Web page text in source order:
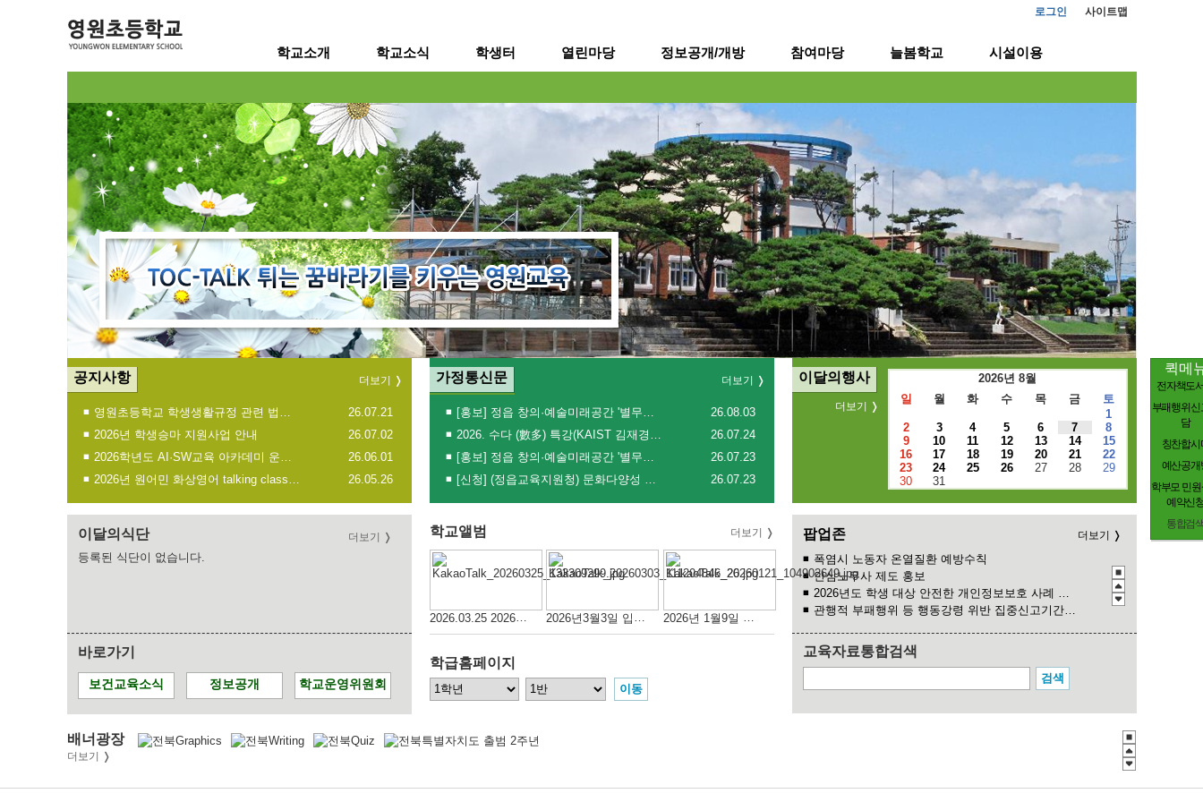
로그인 사이트맵
학교소개 학교소식 학생터 열린마당 정보공개/개방 참여마당 늘봄학교 시설이용
퀵메
전자책도
부패행위신
담
칭찬합시
예산공개
학부모 민
예약신
통합검
팝업존 더보기
2026년 초등학교 4학년 구강건강 진료지원 사업 안내
관행적 부패행위 등 행동강령 위반 집중신고기간 운영
2026년도 학생 대상 안전한 개인정보보호 사례 공모전
안심노무사 제도 홍보
폭염시 노동자 온열질환 예방수칙
2026 학생 성장 지원 학부모 아카데미 운영
공지사항 더보기
영원초등학교 학생생활규정 관련 법령 및 고시
26.07.21
2026년 학생승마 지원사업 안내
26.07.02
2026학년도 AI·SW교육 아카데미 운영 안내
26.06.01
2026년 원어민 화상영어 talking class 2기 신청 안내
26.05.26
가정통신문 더보기
[홍보] 정읍 창의·예술미래공간 '별무리' 『버터떡 만들기』 원데이클래스 프로그램 안내
26.08.03
2026. 수다 (數多) 특강(KAIST 김재경교수)
26.07.24
[홍보] 정읍 창의·예술미래공간 '별무리' 빙수만들기 원데이 클래스 참여 안내
26.07.23
[신청] (정읍교육지원청) 문화다양성 진로특강 신청(알베르토 몬디)
26.07.23
학교앨범 더보기
2026.03.25 2026년 교육과정설명회 및 학부모연수 2026년3월3일 입학식.진급 2026년 1월9일 금요일 제88회 졸업식
이달의행사
더보기
2026년 8월
일
월 화 수 목 금
토
1
2
3 4 5 6 7
8
9
10 11 12 13 14
15
16
17 18 19 20 21
22
23
24 25 26 27 28
29
30
31
이달의식단 더보기
등록된 식단이 없습니다.
바로가기
보건교육소식 정보공개 학교운영위원회
학급홈페이지
교육자료통합검색
배너광장
더보기